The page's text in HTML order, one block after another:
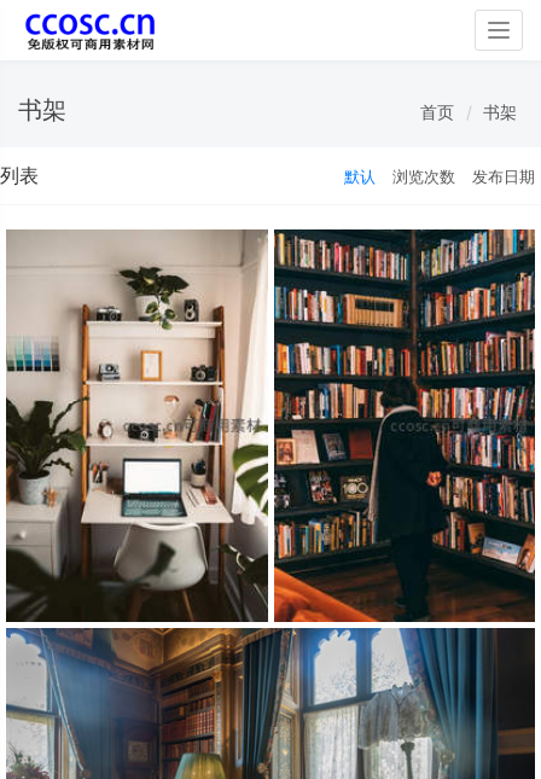
书架 首页 书架
列表 默认 浏览次数 发布日期